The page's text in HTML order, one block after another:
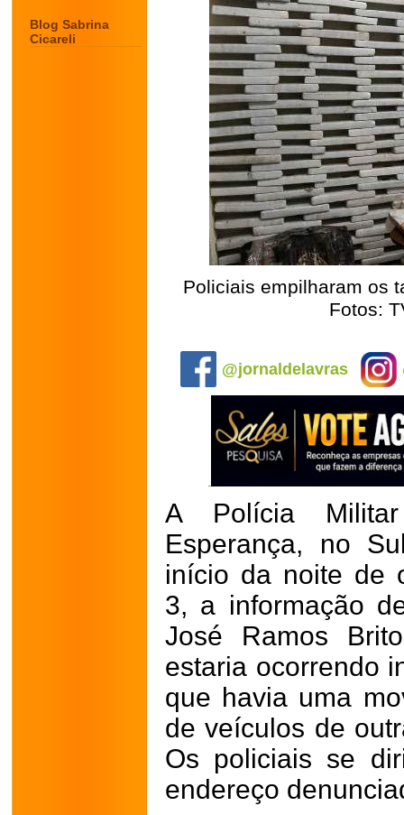
Blog Sabrina
Cicareli
Policiais empilharam os
Fotos:
@jornaldelavras
A Polícia
Esperança, no
início da noite de
3, a informação
José Ramos
estaria ocorrendo
que havia uma
de veículos de
Os policiais se
endereço